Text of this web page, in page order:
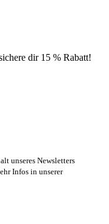
dir 15 % Rabatt!
unseres Newsletters
Infos in unserer